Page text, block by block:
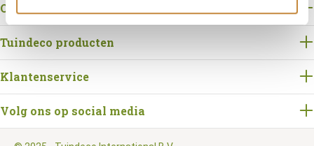
Over Tuindeco
Tuindeco producten
Klantenservice
Volg ons op social media